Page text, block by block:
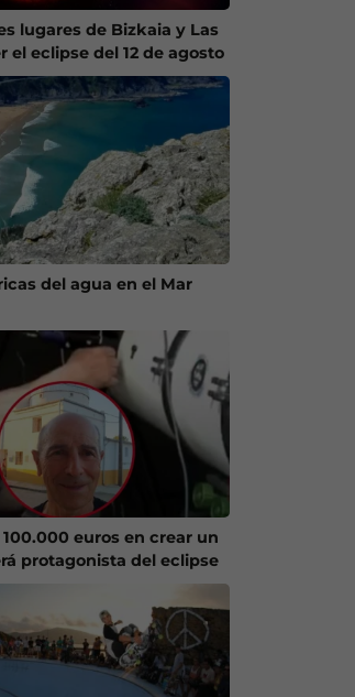
lugares de Bizkaia y Las
el eclipse del 12 de agosto
del agua en el Mar
euros en crear un
protagonista del eclipse